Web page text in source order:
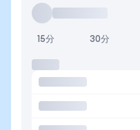
15分 30分